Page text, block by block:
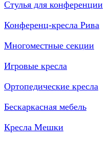
Стулья для конференции
Конференц-кресла Рива
Многоместные секции
Игровые кресла
Ортопедические кресла
Бескаркасная мебель
Кресла Мешки